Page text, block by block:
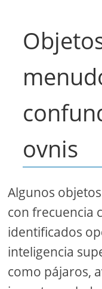
ovnis
Algunos
con frecuencia
identificados
inteligencia
como pájaros,